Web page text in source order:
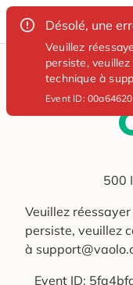
Désolé, une
Veuillez
persiste,
technique à
Event ID:
500
Veuillez
persiste, veuillez
à
Event ID: